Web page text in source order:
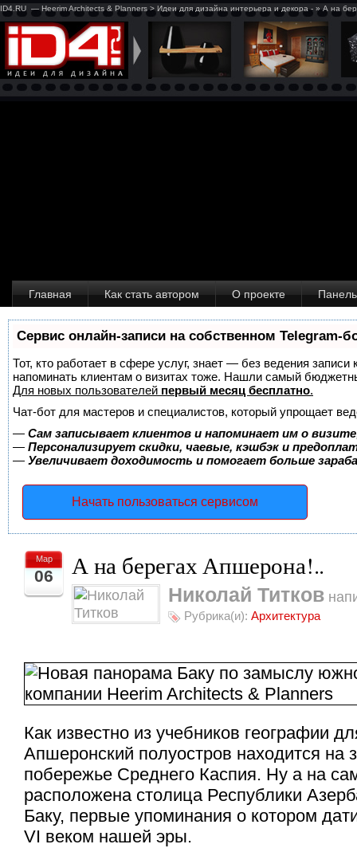
ID4.RU — Heerim Architects & Planners > Идеи для дизайна интерьера и декора - » А на
Главная Как стать автором О проекте
Сервис онлайн-записи на собственном Telegram-
Тот, кто работает в сфере услуг, знает — без ведения
напоминать клиентам о визитах тоже. Нашли самый
Для новых пользователей первый месяц бесплатно.
Чат-бот для мастеров и специалистов, который упрощает
— Сам записывает клиентов и напоминает им о
— Персонализирует скидки, чаевые, кэшбэк и
— Увеличивает доходимость и помогает больше
Начать пользоваться сервисом
Мар
06 А на берегах Апшерона!..
Николай Титков
Рубрика(и): Архитектура
Как известно из учебников географии
Апшеронский полуостров находится на
побережье Среднего Каспия. Ну а на
расположена столица Республики
Баку, первые упоминания о котором
VI веком нашей эры.